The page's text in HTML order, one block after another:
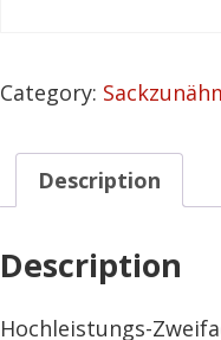
Category:
Description
Description
Hochleistungs-